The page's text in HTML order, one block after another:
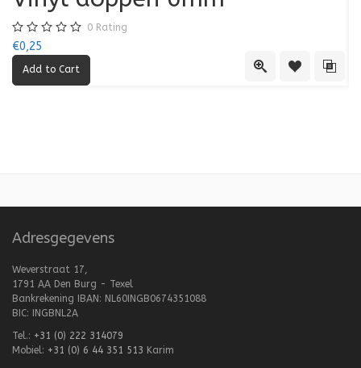
Quick ViewAdd to Add
0 Rating
€0,25
Adresgegevens
Weverstraat 17,
1791 AA Den Burg - Texel
Bankrekening IBAN: NL60INGB0674351088
BIC: INGBNL2A
Tel.: +31 (0) 222 314079
Mobiel: +31 (0) 6 44 351 513 Karim